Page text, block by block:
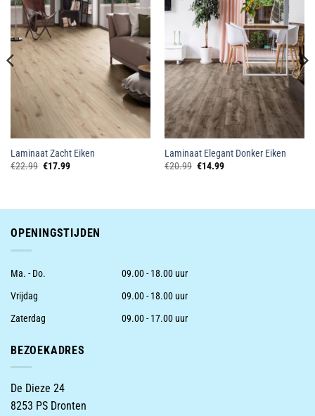
Toevoegen
aan
wenslijst
Laminaat Zacht Eiken
€22.99 Oorspronkelijke
€17.99Huidige
Toevoegen
aan
wenslijst
Laminaat Elegant Donker Eiken
€20.99 Oorspronkelijke
€14.99Huidige
OPENINGSTIJDEN
Ma. - Do.
09.00 - 18.00 uur
Vrijdag
09.00 - 18.00 uur
Zaterdag
09.00 - 17.00 uur
BEZOEKADRES
De Dieze 24
8253 PS Dronten